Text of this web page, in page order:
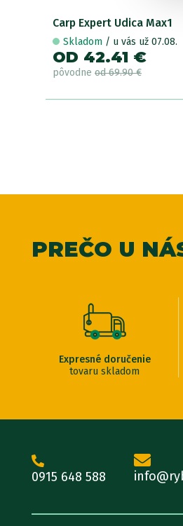
Carp Expert Udica Max1
Skladom / u vás už 07.08.
OD 42.41 €
pôvodne od 69.90 €
PREČO U
Expresné doručenie
tovaru skladom
0915 648 588